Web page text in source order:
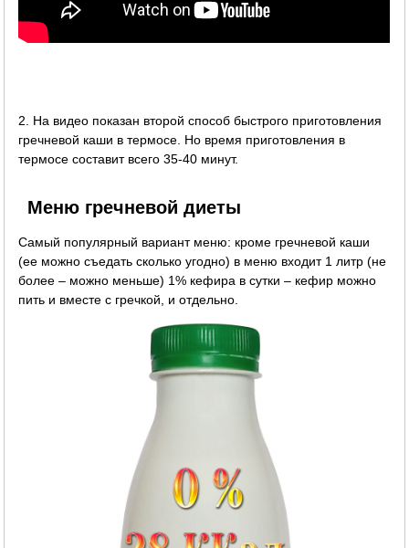
2. На видео показан второй способ быстрого приготовления
гречневой каши в термосе. Но время приготовления в
термосе составит всего 35-40 минут.
Меню гречневой диеты
Самый популярный вариант меню: кроме гречневой каши
(ее можно съедать сколько угодно) в меню входит 1 литр (не
более – можно меньше) 1% кефира в сутки – кефир можно
пить и вместе с гречкой, и отдельно.